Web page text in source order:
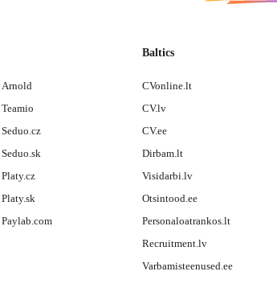
Arnold
Teamio
Seduo.cz
Seduo.sk
Platy.cz
Platy.sk
Paylab.com
Baltics
CVonline.lt
CV.lv
CV.ee
Dirbam.lt
Visidarbi.lv
Otsintood.ee
Personaloatrankos.lt
Recruitment.lv
Varbamisteenused.ee